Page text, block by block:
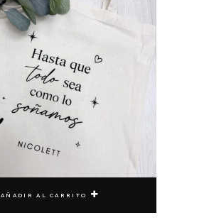
AÑADIR AL CARRITO